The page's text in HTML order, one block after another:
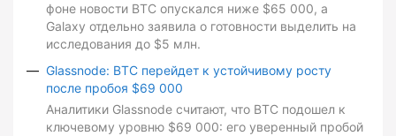
фоне новости BTC опускался ниже $65 000, а
Galaxy отдельно заявила о готовности выделить на
исследования до $5 млн.
Glassnode: BTC перейдет к устойчивому росту
после пробоя $69 000
Аналитики Glassnode считают, что BTC подошел к
ключевому уровню $69 000: его уверенный пробой